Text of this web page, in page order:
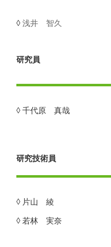
◊ 浅井 智久
研究員
◊ 千代原 真哉
研究技術員
◊ 片山 綾
◊ 若林 実奈